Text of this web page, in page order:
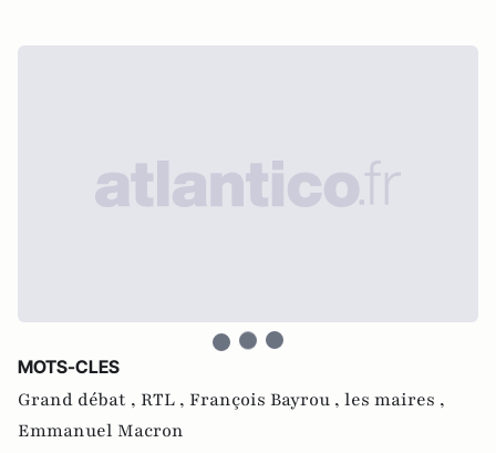
MOTS-CLES
Grand débat , RTL , François Bayrou , les maires ,
Emmanuel Macron